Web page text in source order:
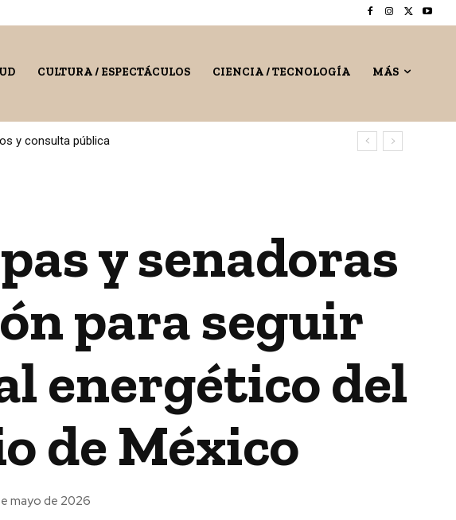
CULTURA / ESPECTÁCULOS CIENCIA / TECNOLOGÍA MÁS
y consulta pública
y senadoras
para seguir
energético del
de México
mayo de 2026